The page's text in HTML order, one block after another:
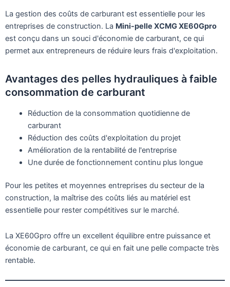
La gestion des coûts de carburant est essentielle pour les
entreprises de construction. La Mini-pelle XCMG XE60Gpro
est conçu dans un souci d'économie de carburant, ce qui
permet aux entrepreneurs de réduire leurs frais d'exploitation.
Avantages des pelles hydrauliques à faible
consommation de carburant
Réduction de la consommation quotidienne de
carburant
Réduction des coûts d'exploitation du projet
Amélioration de la rentabilité de l'entreprise
Une durée de fonctionnement continu plus longue
Pour les petites et moyennes entreprises du secteur de la
construction, la maîtrise des coûts liés au matériel est
essentielle pour rester compétitives sur le marché.
La XE60Gpro offre un excellent équilibre entre puissance et
économie de carburant, ce qui en fait une pelle compacte très
rentable.